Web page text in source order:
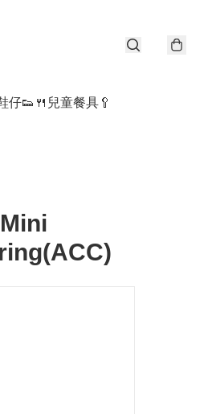
仔👟 🍴兒童餐具🥄